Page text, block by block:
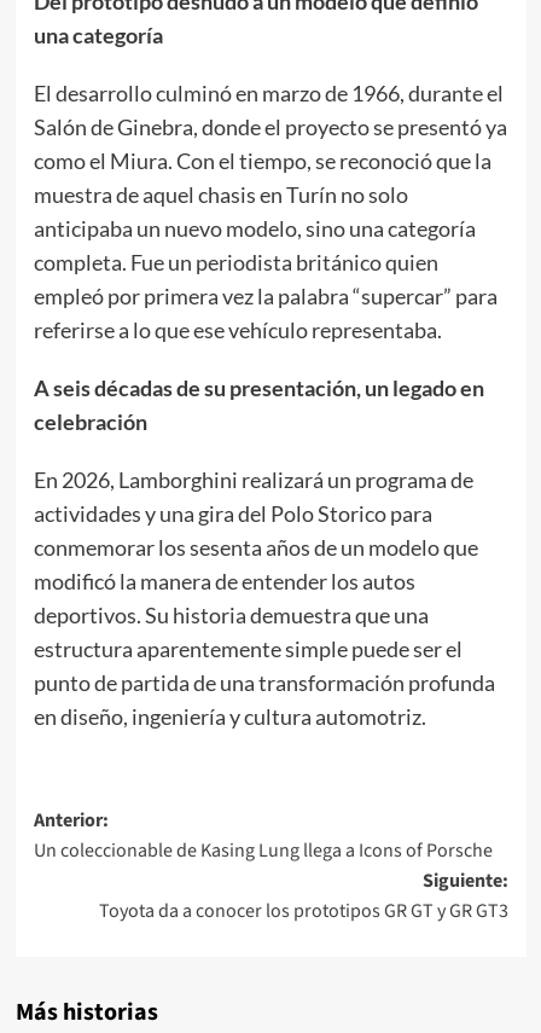
una categoría
El desarrollo culminó en marzo de 1966, durante el
Salón de Ginebra, donde el proyecto se presentó ya
como el Miura. Con el tiempo, se reconoció que la
muestra de aquel chasis en Turín no solo
anticipaba un nuevo modelo, sino una categoría
completa. Fue un periodista británico quien
empleó por primera vez la palabra “supercar” para
referirse a lo que ese vehículo representaba.
A seis décadas de su presentación, un legado en
celebración
En 2026, Lamborghini realizará un programa de
actividades y una gira del Polo Storico para
conmemorar los sesenta años de un modelo que
modificó la manera de entender los autos
deportivos. Su historia demuestra que una
estructura aparentemente simple puede ser el
punto de partida de una transformación profunda
en diseño, ingeniería y cultura automotriz.
Navegación
de
entradas
Anterior:
Un coleccionable de Kasing Lung llega a Icons of Porsche
Siguiente:
Toyota da a conocer los prototipos GR GT y GR GT3
Más historias